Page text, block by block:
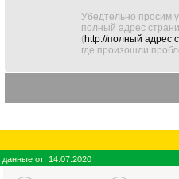
Убедтельно просим
полный адрес
(http://полный адрес
где произошли
данные от: 14.07.2020